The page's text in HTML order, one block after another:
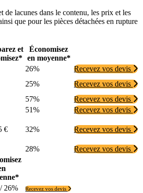
de lacunes dans le contenu, les prix et les
que pour les pièces détachées en rupture
et
Économisez
en moyenne*
26%
Recevez vos devis
25%
Recevez vos devis
57%
Recevez vos devis
51%
Recevez vos devis
€ 32% Recevez vos devis
28% Recevez vos devis
26% Recevez vos devis